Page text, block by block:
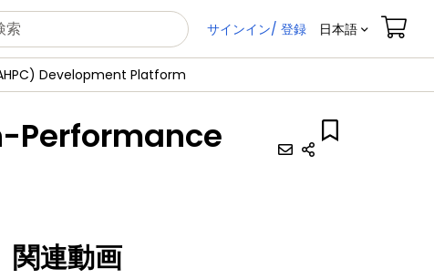
サインイン/ 登録 日本語
Development Platform
Performance
関連動画